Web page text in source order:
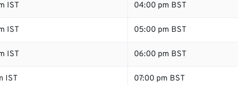
IST 04:00 pm BST
IST 05:00 pm BST
IST 06:00 pm BST
IST 07:00 pm BST